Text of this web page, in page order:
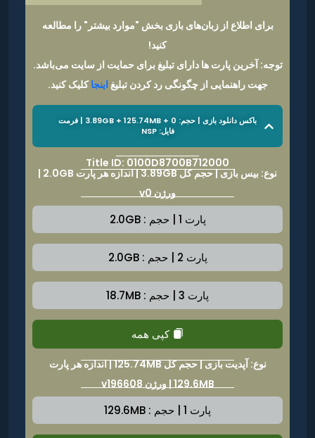
برای اطلاع از زبان‌های بازی بخش "موارد بیشتر" را مطالعه
کنید!
توجه: آخرین پارت ها دارای تبلیغ برای حمایت از سایت می‌باشد.
جهت راهنمایی از چگونگی رد کردن تبلیغ اینجاکلیک کنید.
باکس دانلود بازی | حجم: 3.89GB + 125.74MB + 0 | فرمت
فایل: NSP
Title ID: 0100D8700B712000
نوع: بیس بازی | حجم کل 3.89GB | اندازه هر پارت 2.0GB |
ورژن v0
پارت 1 | حجم : 2.0GB
پارت 2 | حجم : 2.0GB
پارت 3 | حجم : 18.7MB
کپی همه
نوع: آپدیت بازی | حجم کل 125.74MB | اندازه هر پارت
129.6MB | ورژن v196608
پارت 1 | حجم : 129.6MB